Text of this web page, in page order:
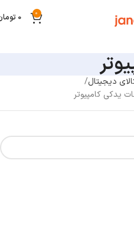
0
0
دیجیتال
یدکی کامپیوتر